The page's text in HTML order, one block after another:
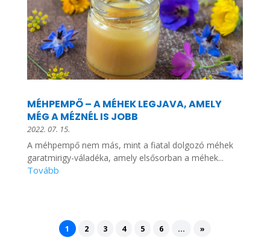
MÉHPEMPŐ – A MÉHEK LEGJAVA, AMELY
MÉG A MÉZNÉL IS JOBB
2022. 07. 15.
A méhpempő nem más, mint a fiatal dolgozó méhek
garatmirigy-váladéka, amely elsősorban a méhek...
1 2 3 4 5 6 ... »